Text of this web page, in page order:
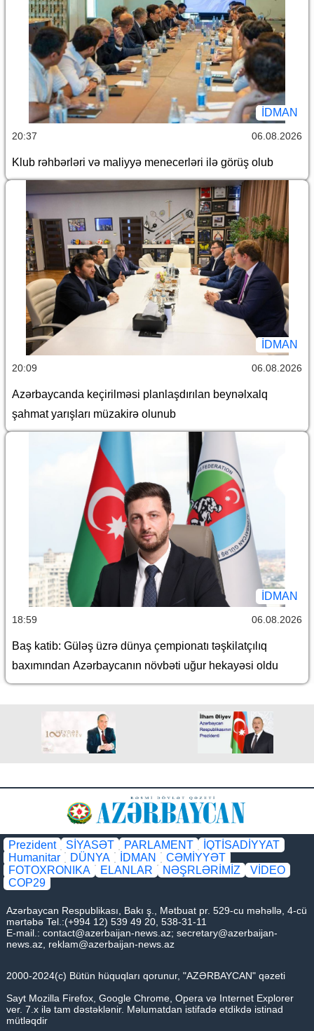
İDMAN
20:37 06.08.2026
Klub rəhbərləri və maliyyə menecerləri ilə görüş olub
İDMAN
20:09 06.08.2026
Azərbaycanda keçirilməsi planlaşdırılan beynəlxalq
şahmat yarışları müzakirə olunub
İDMAN
18:59 06.08.2026
Baş katib: Güləş üzrə dünya çempionatı təşkilatçılıq
baxımından Azərbaycanın növbəti uğur hekayəsi oldu
Prezident SİYASƏT PARLAMENT
İQTİSADİYYAT
Humanitar
DÜNYA İDMAN
CƏMİYYƏT
FOTOXRONIKA
ELANLAR NƏŞRLƏRİMİZ
VİDEO
COP29
Azərbaycan Respublikası, Bakı ş., Mətbuat pr. 529-cu məhəllə, 4-cü
mərtəbə Tel.:(+994 12) 539 49 20, 538-31-11
E-mail.: contact@azerbaijan-news.az; secretary@azerbaijan-
news.az reklam@azerbaijan-news.az
2000-2024(c) Bütün hüquqları qorunur, "AZƏRBAYCAN" qəzeti
Sayt Mozilla Firefox, Google Chrome, Opera və Internet Explorer
ver. 7.x ilə tam dəstəklənir. Məlumatdan istifadə etdikdə istinad
mütləqdir